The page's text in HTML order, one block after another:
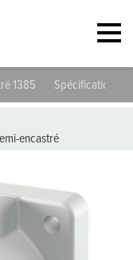
1385 Spécifications
encastré